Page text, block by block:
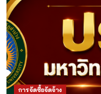
การจัดซื้อจัดจ้าง